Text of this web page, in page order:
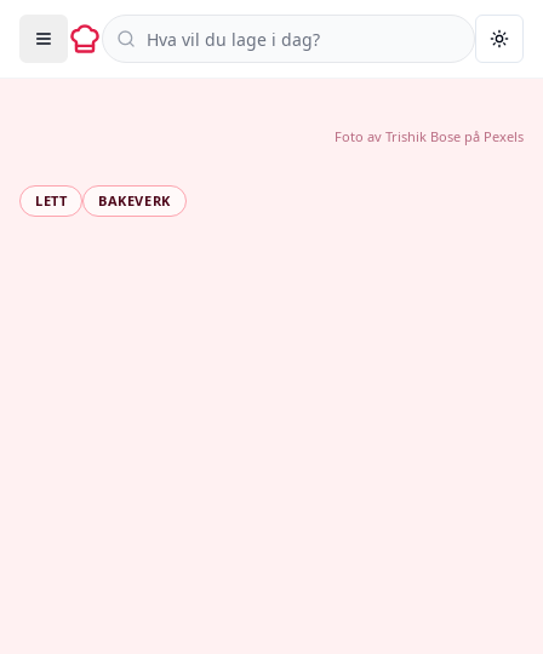
Søk i oppskrifter
LETT BAKEVERK
Foto av Trishik Bose på Pexels